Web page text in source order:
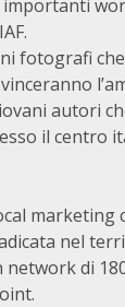
fotografi
autori
il centro
marketing
nel
di